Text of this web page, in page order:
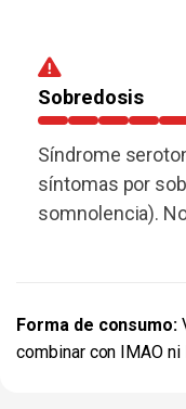
Sobredosis
Síndrome
síntomas por
somnolencia).
Forma de consumo:
combinar con IMAO ni